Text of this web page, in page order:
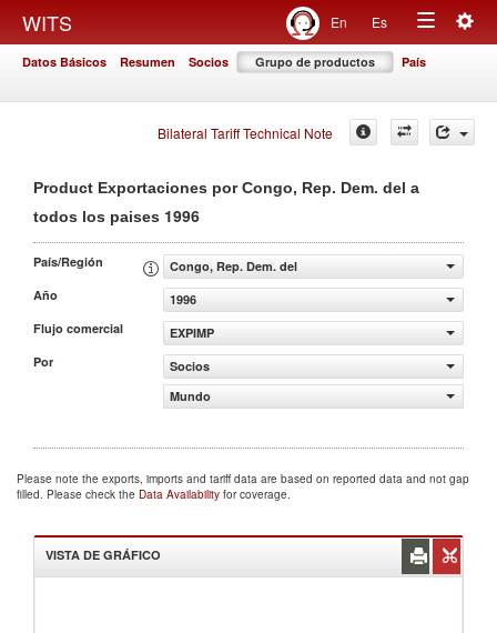
WITS En Es
Toggle
Datos Básicos Resumen Socios Grupo de productos País
Bilateral Tariff Technical Note
Product Exportaciones por Congo, Rep. Dem. del a
todos los paises 1996
País/Región
Congo, Rep. Dem. del
Año
1996
Flujo comercial
EXPIMP
Por
Socios
Mundo
Please note the exports, imports and tariff data are based on reported data and not gap
filled. Please check the Data Availability for coverage.
VISTA DE GRÁFICO